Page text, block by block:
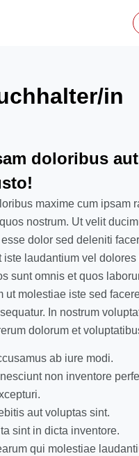
in
doloribus aut
maxime cum ipsam
nostrum. Ut velit
dolor sed deleniti
iste laudantium vel
sunt omnis et quos
ut molestiae iste sed
In nostrum
dolorum et
ab iure modi.
non inventore
aut voluptas sint.
sint in dicta inventore.
qui molestiae